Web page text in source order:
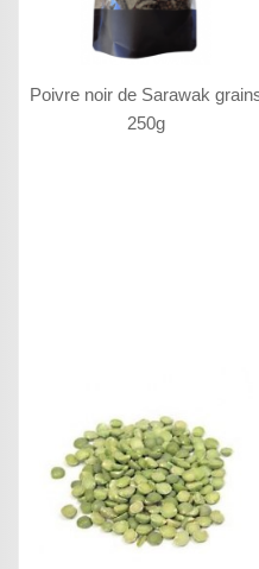
Poivre noir de Sarawak
250g